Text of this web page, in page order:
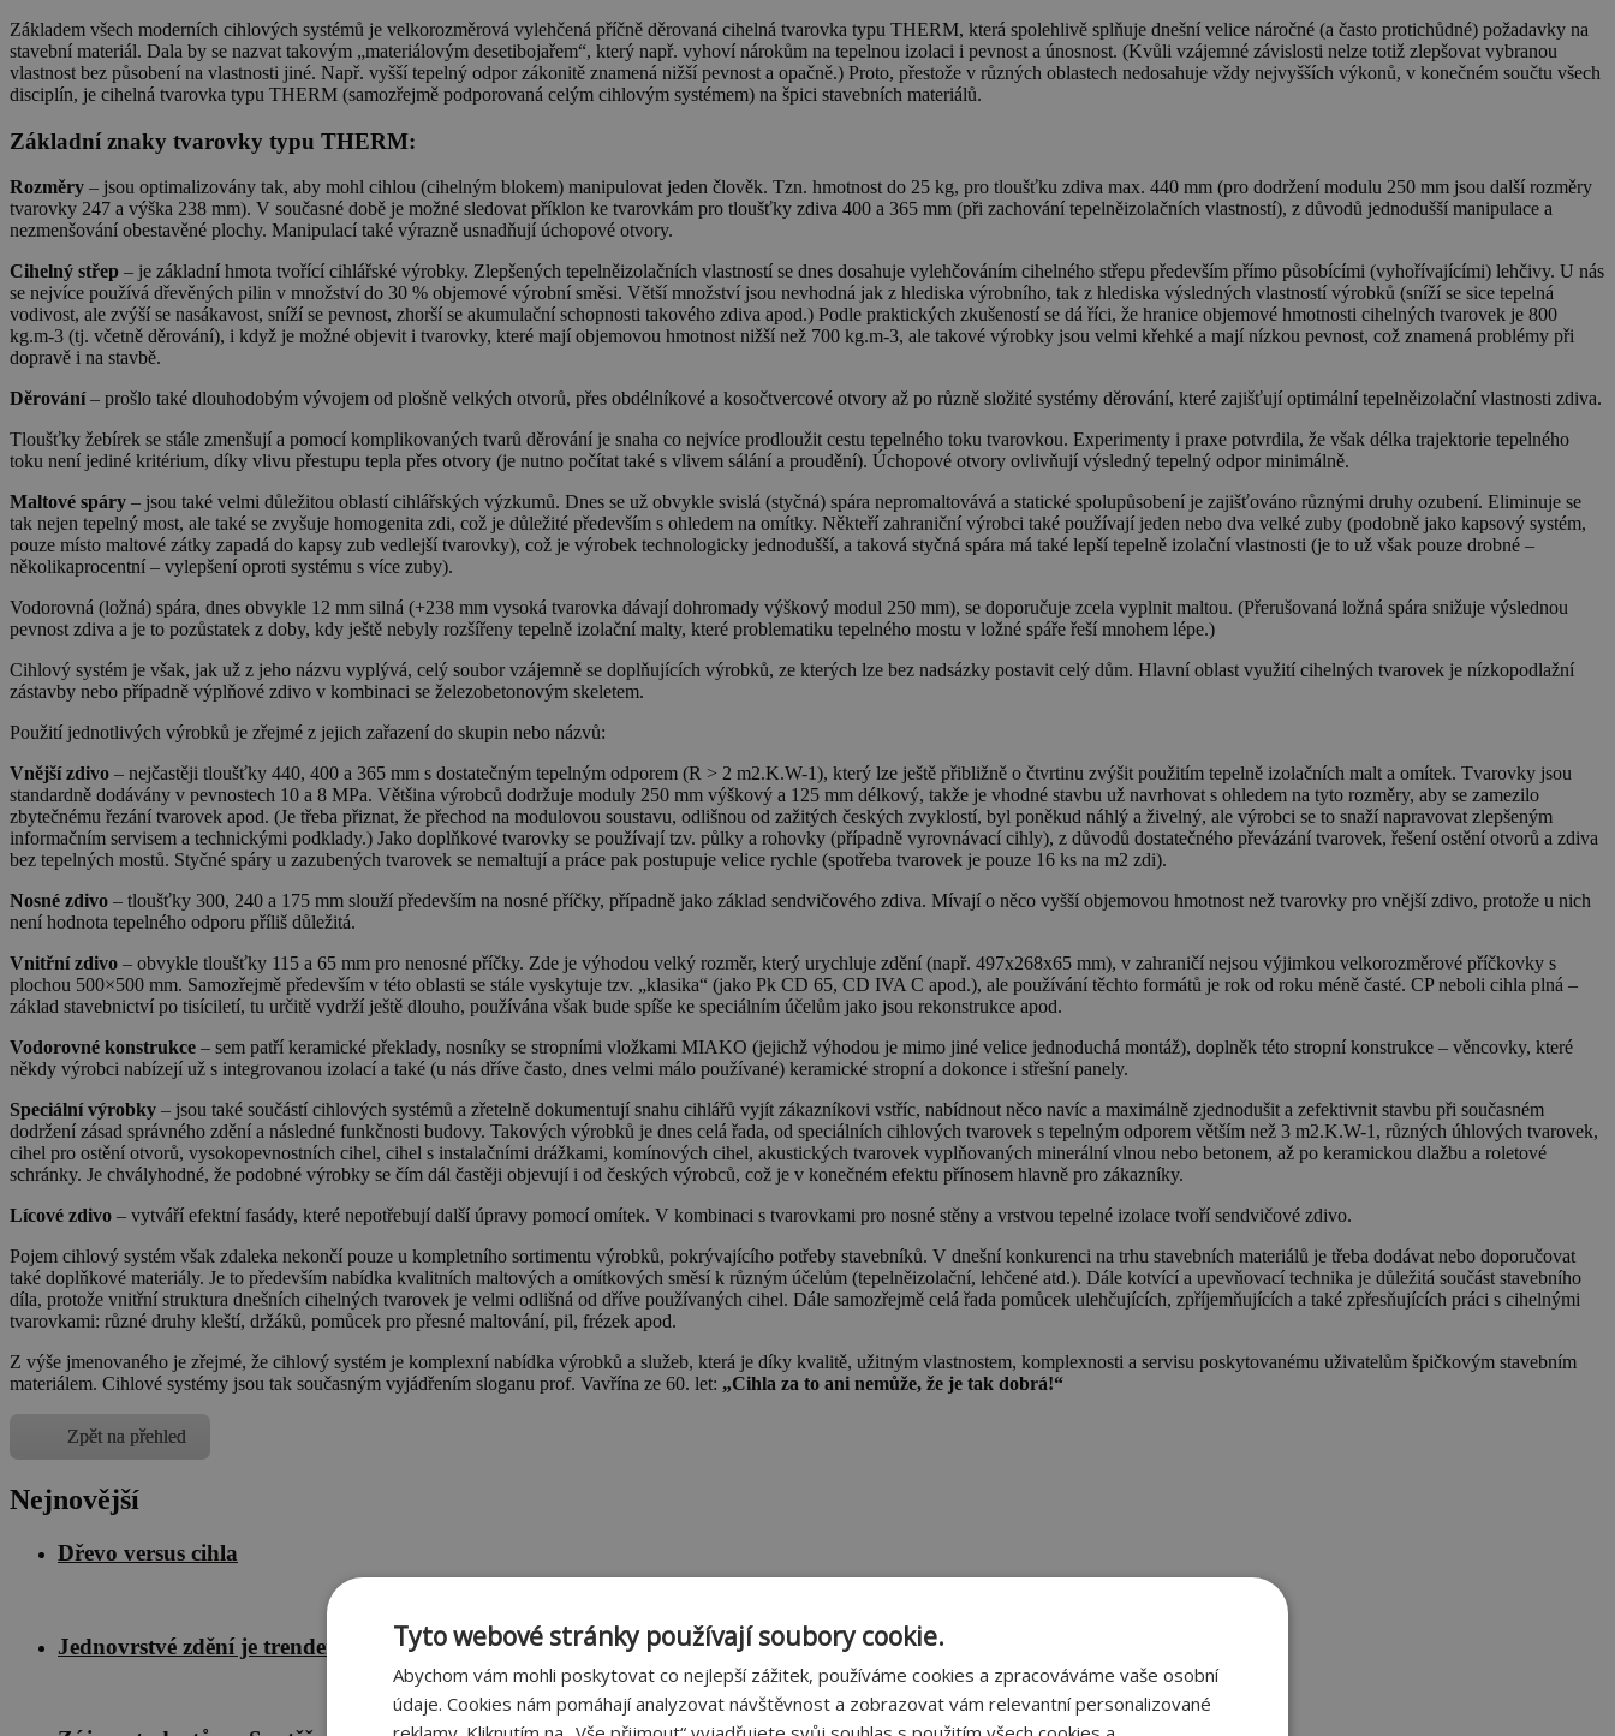
Základem všech moderních cihlových systémů je velkorozměrová vylehčená příčně děrovaná cihelná tvarovka typu THERM, která spolehlivě splňuje dnešní velice náročné (a často protichůdné) požadavky na
stavební materiál. Dala by se nazvat takovým „materiálovým desetibojařem“, který např. vyhoví nárokům na tepelnou izolaci i pevnost a únosnost. (Kvůli vzájemné závislosti nelze totiž zlepšovat vybranou
vlastnost bez působení na vlastnosti jiné. Např. vyšší tepelný odpor zákonitě znamená nižší pevnost a opačně.) Proto, přestože v různých oblastech nedosahuje vždy nejvyšších výkonů, v konečném součtu všech
disciplín, je cihelná tvarovka typu THERM (samozřejmě podporovaná celým cihlovým systémem) na špici stavebních materiálů.
Základní znaky tvarovky typu THERM:
Rozměry – jsou optimalizovány tak, aby mohl cihlou (cihelným blokem) manipulovat jeden člověk. Tzn. hmotnost do 25 kg, pro tloušťku zdiva max. 440 mm (pro dodržení modulu 250 mm jsou další rozměry
tvarovky 247 a výška 238 mm). V současné době je možné sledovat příklon ke tvarovkám pro tloušťky zdiva 400 a 365 mm (při zachování tepelněizolačních vlastností), z důvodů jednodušší manipulace a
nezmenšování obestavěné plochy. Manipulací také výrazně usnadňují úchopové otvory.
Cihelný střep – je základní hmota tvořící cihlářské výrobky. Zlepšených tepelněizolačních vlastností se dnes dosahuje vylehčováním cihelného střepu především přímo působícími (vyhořívajícími) lehčivy. U nás
se nejvíce používá dřevěných pilin v množství do 30 % objemové výrobní směsi. Větší množství jsou nevhodná jak z hlediska výrobního, tak z hlediska výsledných vlastností výrobků (sníží se sice tepelná
vodivost, ale zvýší se nasákavost, sníží se pevnost, zhorší se akumulační schopnosti takového zdiva apod.) Podle praktických zkušeností se dá říci, že hranice objemové hmotnosti cihelných tvarovek je 800
kg.m-3 (tj. včetně děrování), i když je možné objevit i tvarovky, které mají objemovou hmotnost nižší než 700 kg.m-3, ale takové výrobky jsou velmi křehké a mají nízkou pevnost, což znamená problémy při
dopravě i na stavbě.
Děrování– prošlo také dlouhodobým vývojem od plošně velkých otvorů, přes obdélníkové a kosočtvercové otvory až po různě složité systémy děrování, které zajišťují optimální tepelněizolační vlastnosti zdiva.
Tloušťky žebírek se stále zmenšují a pomocí komplikovaných tvarů děrování je snaha co nejvíce prodloužit cestu tepelného toku tvarovkou. Experimenty i praxe potvrdila, že však délka trajektorie tepelného
toku není jediné kritérium, díky vlivu přestupu tepla přes otvory (je nutno počítat také s vlivem sálání a proudění). Úchopové otvory ovlivňují výsledný tepelný odpor minimálně.
Maltové spáry – jsou také velmi důležitou oblastí cihlářských výzkumů. Dnes se už obvykle svislá (styčná) spára nepromaltovává a statické spolupůsobení je zajišťováno různými druhy ozubení. Eliminuje se
tak nejen tepelný most, ale také se zvyšuje homogenita zdi, což je důležité především s ohledem na omítky. Někteří zahraniční výrobci také používají jeden nebo dva velké zuby (podobně jako kapsový systém,
pouze místo maltové zátky zapadá do kapsy zub vedlejší tvarovky), což je výrobek technologicky jednodušší, a taková styčná spára má také lepší tepelně izolační vlastnosti (je to už však pouze drobné –
několikaprocentní – vylepšení oproti systému s více zuby).
Vodorovná (ložná) spára, dnes obvykle 12 mm silná (+238 mm vysoká tvarovka dávají dohromady výškový modul 250 mm), se doporučuje zcela vyplnit maltou. (Přerušovaná ložná spára snižuje výslednou
pevnost zdiva a je to pozůstatek z doby, kdy ještě nebyly rozšířeny tepelně izolační malty, které problematiku tepelného mostu v ložné spáře řeší mnohem lépe.)
Cihlový systém je však, jak už z jeho názvu vyplývá, celý soubor vzájemně se doplňujících výrobků, ze kterých lze bez nadsázky postavit celý dům. Hlavní oblast využití cihelných tvarovek je nízkopodlažní
zástavby nebo případně výplňové zdivo v kombinaci se železobetonovým skeletem.
Použití jednotlivých výrobků je zřejmé z jejich zařazení do skupin nebo názvů:
Vnější zdivo – nejčastěji tloušťky 440, 400 a 365 mm s dostatečným tepelným odporem (R > 2 m2.K.W-1), který lze ještě přibližně o čtvrtinu zvýšit použitím tepelně izolačních malt a omítek. Tvarovky jsou
standardně dodávány v pevnostech 10 a 8 MPa. Většina výrobců dodržuje moduly 250 mm výškový a 125 mm délkový, takže je vhodné stavbu už navrhovat s ohledem na tyto rozměry, aby se zamezilo
zbytečnému řezání tvarovek apod. (Je třeba přiznat, že přechod na modulovou soustavu, odlišnou od zažitých českých zvyklostí, byl poněkud náhlý a živelný, ale výrobci se to snaží napravovat zlepšeným
informačním servisem a technickými podklady.) Jako doplňkové tvarovky se používají tzv. půlky a rohovky (případně vyrovnávací cihly), z důvodů dostatečného převázání tvarovek, řešení ostění otvorů a zdiva
bez tepelných mostů. Styčné spáry u zazubených tvarovek se nemaltují a práce pak postupuje velice rychle (spotřeba tvarovek je pouze 16 ks na m2 zdi).
Nosné zdivo – tloušťky 300, 240 a 175 mm slouží především na nosné příčky, případně jako základ sendvičového zdiva. Mívají o něco vyšší objemovou hmotnost než tvarovky pro vnější zdivo, protože u nich
není hodnota tepelného odporu příliš důležitá.
Vnitřní zdivo – obvykle tloušťky 115 a 65 mm pro nenosné příčky. Zde je výhodou velký rozměr, který urychluje zdění (např. 497x268x65 mm), v zahraničí nejsou výjimkou velkorozměrové příčkovky s
plochou 500×500 mm. Samozřejmě především v této oblasti se stále vyskytuje tzv. „klasika“ (jako Pk CD 65, CD IVA C apod.), ale používání těchto formátů je rok od roku méně časté. CP neboli cihla plná –
základ stavebnictví po tisíciletí, tu určitě vydrží ještě dlouho, používána však bude spíše ke speciálním účelům jako jsou rekonstrukce apod.
Vodorovné konstrukce – sem patří keramické překlady, nosníky se stropními vložkami MIAKO (jejichž výhodou je mimo jiné velice jednoduchá montáž), doplněk této stropní konstrukce – věncovky, které
někdy výrobci nabízejí už s integrovanou izolací a také (u nás dříve často, dnes velmi málo používané) keramické stropní a dokonce i střešní panely.
Speciální výrobky – jsou také součástí cihlových systémů a zřetelně dokumentují snahu cihlářů vyjít zákazníkovi vstříc, nabídnout něco navíc a maximálně zjednodušit a zefektivnit stavbu při současném
dodržení zásad správného zdění a následné funkčnosti budovy. Takových výrobků je dnes celá řada, od speciálních cihlových tvarovek s tepelným odporem větším než 3 m2.K.W-1, různých úhlových tvarovek,
cihel pro ostění otvorů, vysokopevnostních cihel, cihel s instalačními drážkami, komínových cihel, akustických tvarovek vyplňovaných minerální vlnou nebo betonem, až po keramickou dlažbu a roletové
schránky. Je chvályhodné, že podobné výrobky se čím dál častěji objevují i od českých výrobců, což je v konečném efektu přínosem hlavně pro zákazníky.
Lícové zdivo – vytváří efektní fasády, které nepotřebují další úpravy pomocí omítek. V kombinaci s tvarovkami pro nosné stěny a vrstvou tepelné izolace tvoří sendvičové zdivo.
Pojem cihlový systém však zdaleka nekončí pouze u kompletního sortimentu výrobků, pokrývajícího potřeby stavebníků. V dnešní konkurenci na trhu stavebních materiálů je třeba dodávat nebo doporučovat
také doplňkové materiály. Je to především nabídka kvalitních maltových a omítkových směsí k různým účelům (tepelněizolační, lehčené atd.). Dále kotvící a upevňovací technika je důležitá součást stavebního
díla, protože vnitřní struktura dnešních cihelných tvarovek je velmi odlišná od dříve používaných cihel. Dále samozřejmě celá řada pomůcek ulehčujících, zpříjemňujících a také zpřesňujících práci s cihelnými
tvarovkami: různé druhy kleští, držáků, pomůcek pro přesné maltování, pil, frézek apod.
Z výše jmenovaného je zřejmé, že cihlový systém je komplexní nabídka výrobků a služeb, která je díky kvalitě, užitným vlastnostem, komplexnosti a servisu poskytovanému uživatelům špičkovým stavebním
materiálem. Cihlové systémy jsou tak současným vyjádřením sloganu prof. Vavřína ze 60. let: „Cihla za to ani nemůže, že je tak dobrá!“
Zpět na přehled
Nejnovější
Dřevo versus cihla
Jednovrstvé zdění je trendem současnostiTyto webové stránky používají soubory cookie.
Abychom vám mohli poskytovat co nejlepší zážitek, používáme cookies a zpracováváme vaše osobní
údaje. Cookies nám pomáhají analyzovat návštěvnost a zobrazovat vám relevantní personalizované